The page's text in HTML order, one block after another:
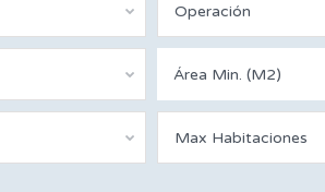
Operación
Max Habitaciones